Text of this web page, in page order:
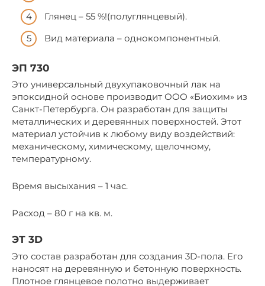
Глянец – 55 %!(полуглянцевый).
Вид материала – однокомпонентный.
ЭП 730
Это универсальный двухупаковочный лак на
эпоксидной основе производит ООО «Биохим» из
Санкт-Петербурга. Он разработан для защиты
металлических и деревянных поверхностей. Этот
материал устойчив к любому виду воздействий:
механическому, химическому, щелочному,
температурному.
Время высыхания – 1 час.
Расход – 80 г на кв. м.
ЭТ 3D
Это состав разработан для создания 3D-пола. Его
наносят на деревянную и бетонную поверхность.
Плотное глянцевое полотно выдерживает